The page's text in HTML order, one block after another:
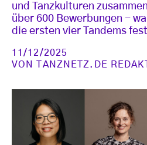
und Tanzkulturen
über 600 Bewerbungen -
die ersten vier Tandems
11/12/2025
VON
TANZNETZ.DE